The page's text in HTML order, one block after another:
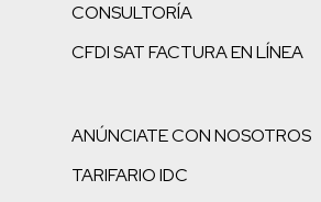
CONSULTORÍA
CFDI SAT FACTURA EN LÍNEA
ANÚNCIATE CON NOSOTROS
TARIFARIO IDC